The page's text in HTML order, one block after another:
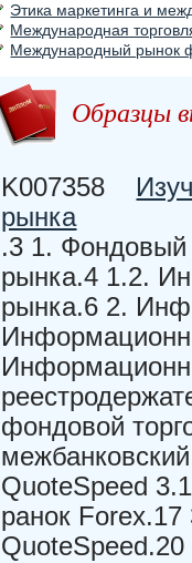
Этика маркетинга и
Международная
Международный рынок
Образцы
K007358
рынка
.3 1.
рынка.4 1.2.
рынка.6 2.
фондовой
QuoteSpeed
ранок